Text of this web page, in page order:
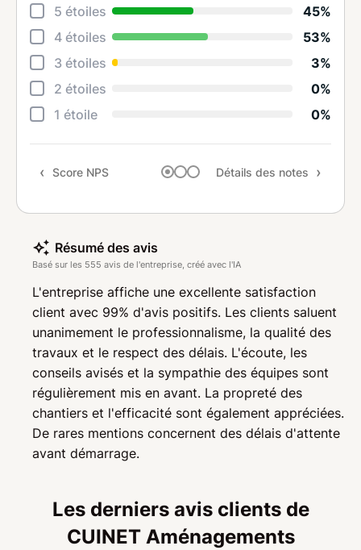
5 étoiles
45%
4 étoiles
53%
3 étoiles
3%
2 étoiles
0%
1 étoile
0%
Score NPS Détails des notes
Résumé des avis
Basé sur les 555 avis de l'entreprise, créé avec l'IA
L'entreprise affiche une excellente satisfaction
client avec 99% d'avis positifs. Les clients saluent
unanimement le professionnalisme, la qualité des
travaux et le respect des délais. L'écoute, les
conseils avisés et la sympathie des équipes sont
régulièrement mis en avant. La propreté des
chantiers et l'efficacité sont également appréciées.
De rares mentions concernent des délais d'attente
avant démarrage.
Les derniers avis clients de
CUINET Aménagements